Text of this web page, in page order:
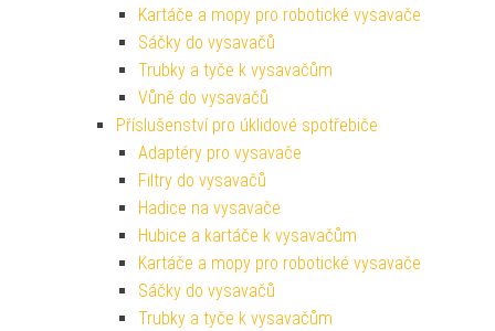
Kartáče a mopy pro robotické vysavače
Sáčky do vysavačů
Trubky a tyče k vysavačům
Vůně do vysavačů
Příslušenství pro úklidové spotřebiče
Adaptéry pro vysavače
Filtry do vysavačů
Hadice na vysavače
Hubice a kartáče k vysavačům
Kartáče a mopy pro robotické vysavače
Sáčky do vysavačů
Trubky a tyče k vysavačům